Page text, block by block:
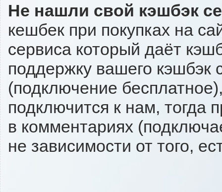
Не нашли свой кэшбэк
кешбек при покупках на
сервиса который даёт
поддержку вашего кэшбэк
(подключение
подключится к нам, тогда
в комментариях
не зависимости от того,